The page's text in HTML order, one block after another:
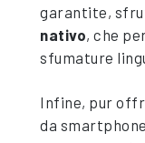
garantite,
nativo, che
sfumature
Infine, pur
da